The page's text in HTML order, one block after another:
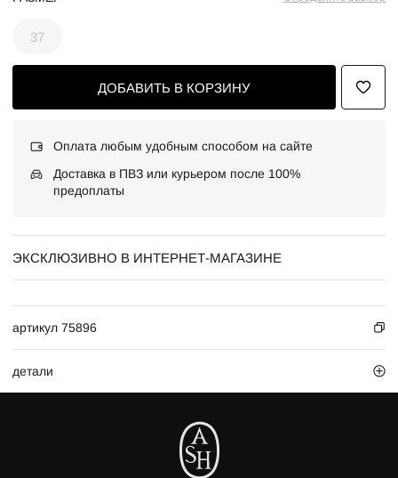
37
ДОБАВИТЬ В КОРЗИНУ
Оплата любым удобным способом на сайте
Доставка в ПВЗ или курьером после 100%
предоплаты
ЭКСКЛЮЗИВНО В ИНТЕРНЕТ-МАГАЗИНЕ
артикул 75896
детали